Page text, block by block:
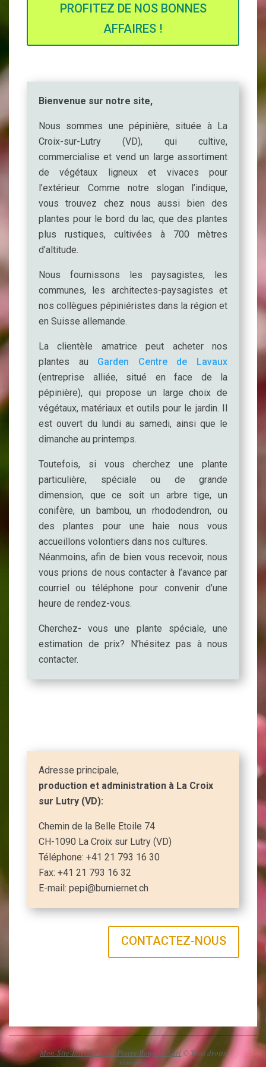
PROFITEZ DE NOS BONNES
AFFAIRES !
Bienvenue sur notre site,
Nous sommes une pépinière, située à La
Croix-sur-Lutry (VD), qui cultive,
commercialise et vend un large assortiment
de végétaux ligneux et vivaces pour
l’extérieur. Comme notre slogan l’indique,
vous trouvez chez nous aussi bien des
plantes pour le bord du lac, que des plantes
plus rustiques, cultivées à 700 mètres
d’altitude.
Nous fournissons les paysagistes, les
communes, les architectes-paysagistes et
nos collègues pépiniéristes dans la région et
en Suisse allemande.
La clientèle amatrice peut acheter nos
plantes au Garden Centre de Lavaux
(entreprise alliée, situé en face de la
pépinière), qui propose un large choix de
végétaux, matériaux et outils pour le jardin. Il
est ouvert du lundi au samedi, ainsi que le
dimanche au printemps.
Toutefois, si vous cherchez une plante
particulière, spéciale ou de grande
dimension, que ce soit un arbre tige, un
conifère, un bambou, un rhododendron, ou
des plantes pour une haie nous vous
accueillons volontiers dans nos cultures.
Néanmoins, afin de bien vous recevoir, nous
vous prions de nous contacter à l’avance par
courriel ou téléphone pour convenir d’une
heure de rendez-vous.
Cherchez- vous une plante spéciale, une
estimation de prix? N’hésitez pas à nous
contacter.
Adresse principale,
production et administration à La Croix
sur Lutry (VD):
Chemin de la Belle Etoile 74
CH-1090 La Croix sur Lutry (VD)
Téléphone: +41 21 793 16 30
Fax: +41 21 793 16 32
E-mail: pepi@burniernet.ch
CONTACTEZ-NOUS
02-
16
Mon-Site-Internet Jean-Pierre Bonjour Sàrl© Tous droits
réservés.